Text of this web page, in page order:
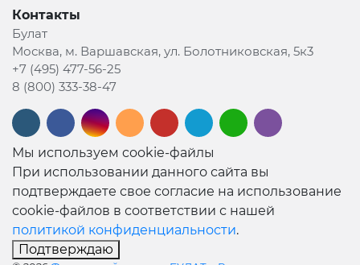
Контакты
Булат
Москва, м. Варшавская, ул. Болотниковская, 5к3
+7 (495) 477-56-25
8 (800) 333-38-47
Мы используем cookie-файлы
При использовании данного сайта вы
подтверждаете свое согласие на использование
cookie-файлов в соответствии с нашей
политикой конфиденциальности.
Подтверждаю